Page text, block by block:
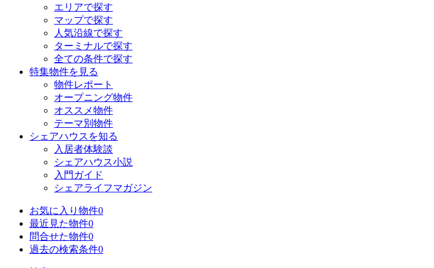
エリアで探す
マップで探す
人気沿線で探す
ターミナルで探す
全ての条件で探す
特集物件を見る
物件レポート
オープニング物件
オススメ物件
テーマ別物件
シェアハウスを知る
入居者体験談
シェアハウス小説
入門ガイド
シェアライフマガジン
お気に入り物件0
最近見た物件0
問合せた物件0
過去の検索条件0